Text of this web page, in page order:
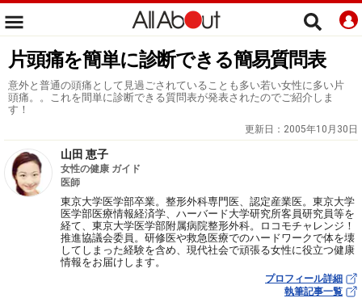
片頭痛を簡単に診断できる簡易質問表
意外と普通の頭痛として見過ごされていることも多い若い女性に多い片
頭痛。。これを間単に診断できる質問表が発表されたのでご紹介しま
す！
更新日： 2005年10月30日
山田 恵子
女性の健康 ガイド
医師
東京大学医学部卒業。整形外科専門医、認定産業医。東京大学
医学部医療情報経済学、ハーバード大学研究所客員研究員等を
経て、東京大学医学部附属病院整形外科。ロコモチャレンジ！
推進協議会委員。研修医や救急医療でのハードワークで体を壊
してしまった経験を含め、現代社会で頑張る女性に役立つ健康
情報をお届けします。
プロフィール詳細
執筆記事一覧